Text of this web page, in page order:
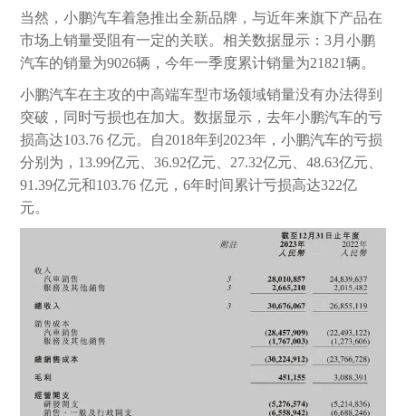
当然，小鹏汽车着急推出全新品牌，与近年来旗下产品在
市场上销量受阻有一定的关联。相关数据显示：3月小鹏
汽车的销量为9026辆，今年一季度累计销量为21821辆。
小鹏汽车在主攻的中高端车型市场领域销量没有办法得到
突破，同时亏损也在加大。数据显示，去年小鹏汽车的亏
损高达103.76 亿元。自2018年到2023年，小鹏汽车的亏损
分别为，13.99亿元、36.92亿元、27.32亿元、48.63亿元、
91.39亿元和103.76 亿元，6年时间累计亏损高达322亿
元。